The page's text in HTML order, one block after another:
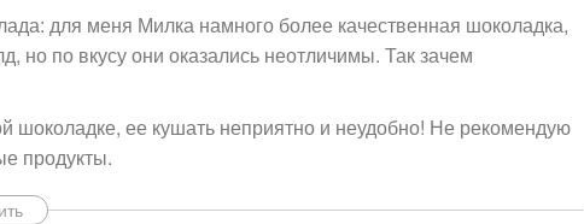
для меня Милка намного более качественная шоколадка,
но по вкусу они оказались неотличимы. Так зачем
шоколадке, ее кушать неприятно и неудобно! Не рекомендую
продукты.